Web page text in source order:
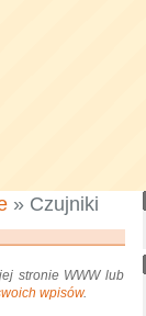
» Czujniki
stronie WWW lub
wpisów.